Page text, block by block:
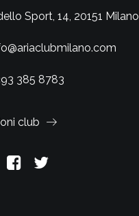
Sport, 14, 20151 Milano
385 8783
club